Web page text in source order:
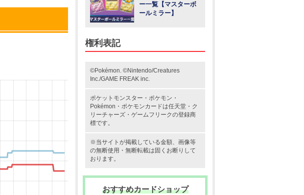
ー一覧【マスターボ
ールミラー】
権利表記
©Pokémon. ©Nintendo/Creatures
Inc./GAME FREAK inc.
ポケットモンスター ・ポケモン・
Pokémon・ ポケモンカードは任天堂・ ク
リーチャーズ ・ ゲームフリークの登録商
標です。
※当サイトが掲載している金額、画像等
の無断使用・無断転載は固くお断りして
おります。
おすすめカードショップ